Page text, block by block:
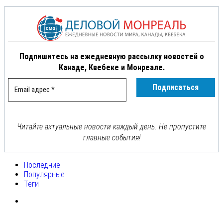
Подпишитесь на ежедневную рассылку новостей о
Канаде, Квебеке и Монреале.
Читайте актуальные новости каждый день. Не пропустите
главные события!
Последние
Популярные
Теги